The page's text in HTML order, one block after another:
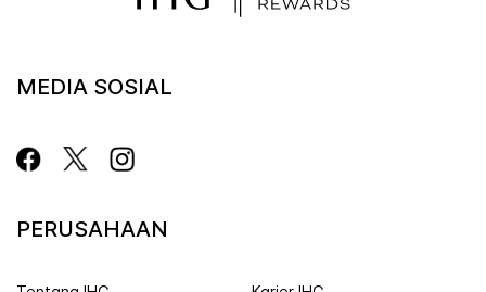
MEDIA SOSIAL
PERUSAHAAN